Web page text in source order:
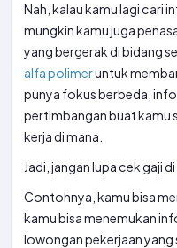
Nah, kalau kamu lagi cari
mungkin kamu juga
yang bergerak di bidang
alfa polimeruntuk
punya fokus berbeda,
pertimbangan buat kamu
kerja di mana.
Jadi, jangan lupa cek gaji
Contohnya, kamu bisa
kamu bisa menemukan
lowongan pekerjaan yang